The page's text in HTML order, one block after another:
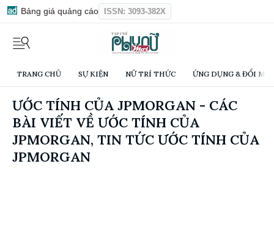
Bảng giá quảng cáo ISSN: 3093-382X
TRANG CHỦ SỰ KIỆN NỮ TRÍ THỨC ỨNG DỤNG & ĐỔI
ƯỚC TÍNH CỦA JPMORGAN - CÁC
BÀI VIẾT VỀ ƯỚC TÍNH CỦA
JPMORGAN, TIN TỨC ƯỚC TÍNH CỦA
JPMORGAN